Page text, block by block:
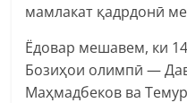
мамлакат қадрдонӣ
Ёдовар мешавем, ки
Бозиҳои олимпӣ —
Маҳмадбеков ва